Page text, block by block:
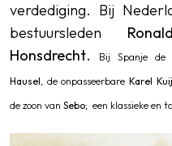
verdediging. Bij
bestuursleden
Honsdrecht. Bij Spanje de
Hausel, de onpasseerbare Karel
de zoon van Sebo; een klassieke en